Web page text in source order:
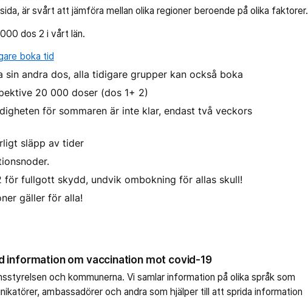
är svårt att jämföra mellan olika regioner beroende på olika faktorer.
dos 2 i vårt län.
boka tid
sin andra dos, alla tidigare grupper kan också boka
20 000 doser (dos 1+ 2)
för sommaren är inte klar, endast två veckors
släpp av tider
fullgott skydd, undvik ombokning för allas skull!
gäller för alla!
information om vaccination mot covid-19
och kommunerna. Vi samlar information på olika språk som
ambassadörer och andra som hjälper till att sprida information